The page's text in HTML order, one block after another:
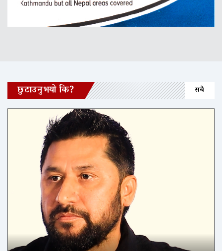
छुटाउनुभयो कि? सबै